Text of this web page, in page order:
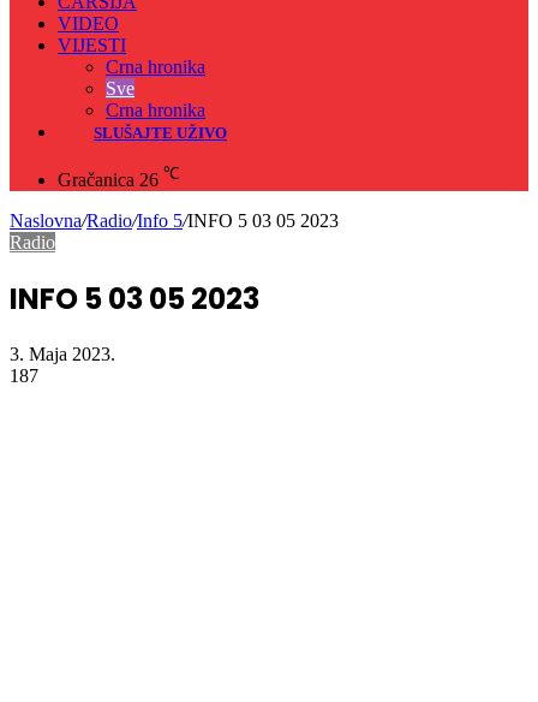
VIDEO
VIJESTI
Crna hronika
Sve
Crna hronika
SLUŠAJTE UŽIVO
Gračanica 26 ℃
Naslovna/Radio/Info 5/INFO 5 03 05 2023
Radio
INFO 5 03 05 2023
3. Maja 2023.
187